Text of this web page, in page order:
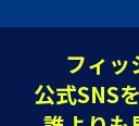
フィッ
公式SNS